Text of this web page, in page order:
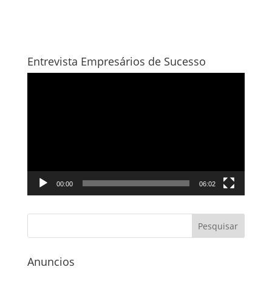
Entrevista Empresários de Sucesso
00:00 06:02
Anuncios